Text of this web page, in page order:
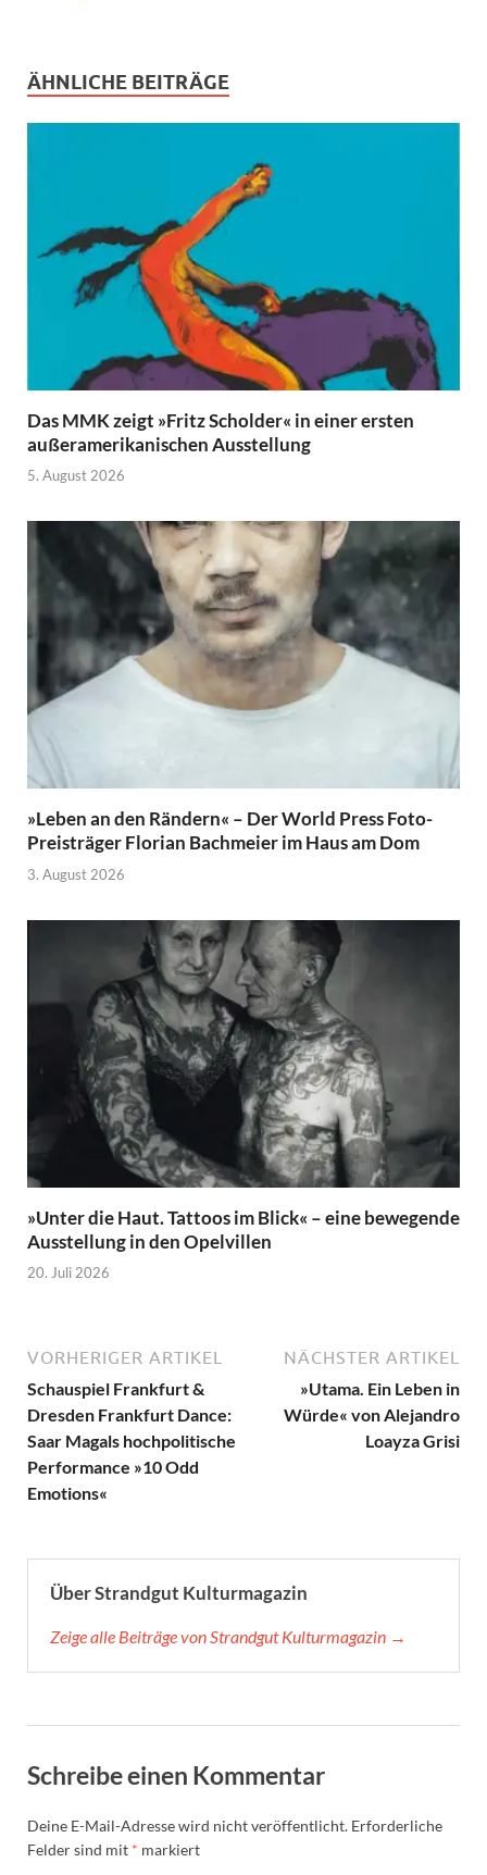
ÄHNLICHE BEITRÄGE
Das MMK zeigt »Fritz Scholder« in einer ersten
außeramerikanischen Ausstellung
5. August 2026
»Leben an den Rändern« – Der World Press Foto-
Preisträger Florian Bachmeier im Haus am Dom
3. August 2026
»Unter die Haut. Tattoos im Blick« – eine bewegende
Ausstellung in den Opelvillen
20. Juli 2026
VORHERIGER ARTIKEL
Schauspiel Frankfurt &
Dresden Frankfurt Dance:
Saar Magals hochpolitische
Performance »10 Odd
Emotions«
NÄCHSTER ARTIKEL
»Utama. Ein Leben in
Würde« von Alejandro
Loayza Grisi
Über Strandgut Kulturmagazin
Zeige alle Beiträge von Strandgut Kulturmagazin →
Schreibe einen Kommentar
Deine E-Mail-Adresse wird nicht veröffentlicht. Erforderliche
Felder sind mit * markiert